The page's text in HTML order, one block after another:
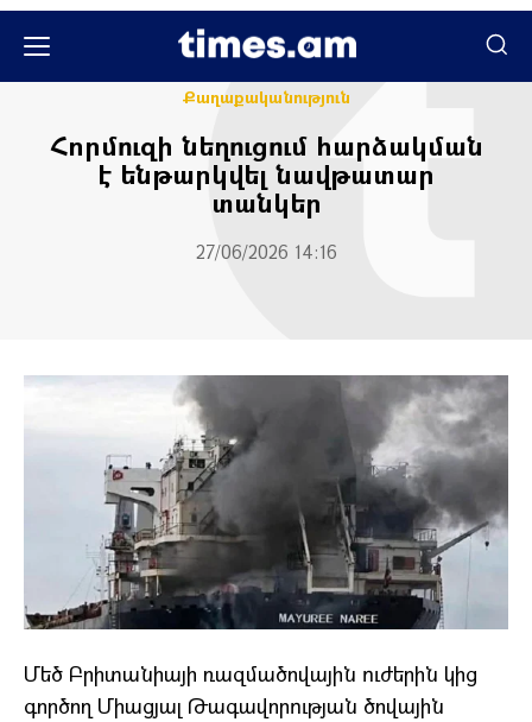
Քաղաքականություն
Հորմուզի նեղուցում հարձակման
է ենթարկվել նավթատար
տանկեր
27/06/2026 14:16
Մեծ Բրիտանիայի ռազմածովային ուժերին կից
գործող Միացյալ Թագավորության ծովային